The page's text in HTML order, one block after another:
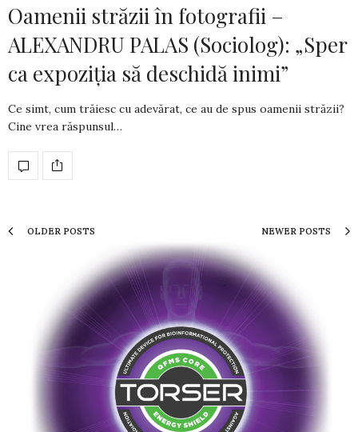
Oamenii străzii în fotografii –
ALEXANDRU PALAS (Sociolog): „Sper
ca expoziția să deschidă inimi”
Ce simt, cum trăiesc cu adevărat, ce au de spus oamenii străzii?
Cine vrea răs­pun­sul…
OLDER POSTS NEWER POSTS